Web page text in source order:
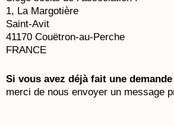
1, La Margotière
Saint-Avit
41170 Couëtron-au-Perche
FRANCE
Si vous avez déjà fait une demande
merci de nous envoyer un message